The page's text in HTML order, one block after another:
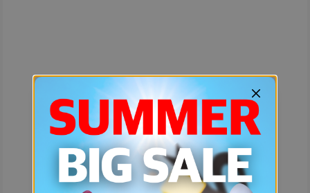
예상치 못한 에러입니다.